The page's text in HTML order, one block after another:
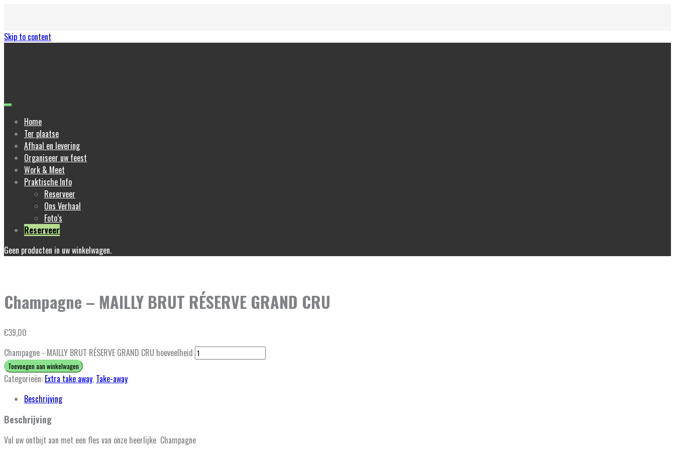
Skip to content
Home
Ter plaatse
Afhaal en levering
Organiseer uw feest
Work & Meet
Praktische Info
Reserveer
Ons Verhaal
Foto’s
Reserveer
Geen producten in uw winkelwagen.
Champagne – MAILLY BRUT RÉSERVE GRAND CRU
€39,00
Champagne - MAILLY BRUT RÉSERVE GRAND CRU hoeveelheid
Toevoegen aan winkelwagen
Categorieën: Extra take away, Take-away
Beschrijving
Beschrijving
Vul uw ontbijt aan met een fles van onze heerlijke Champagne